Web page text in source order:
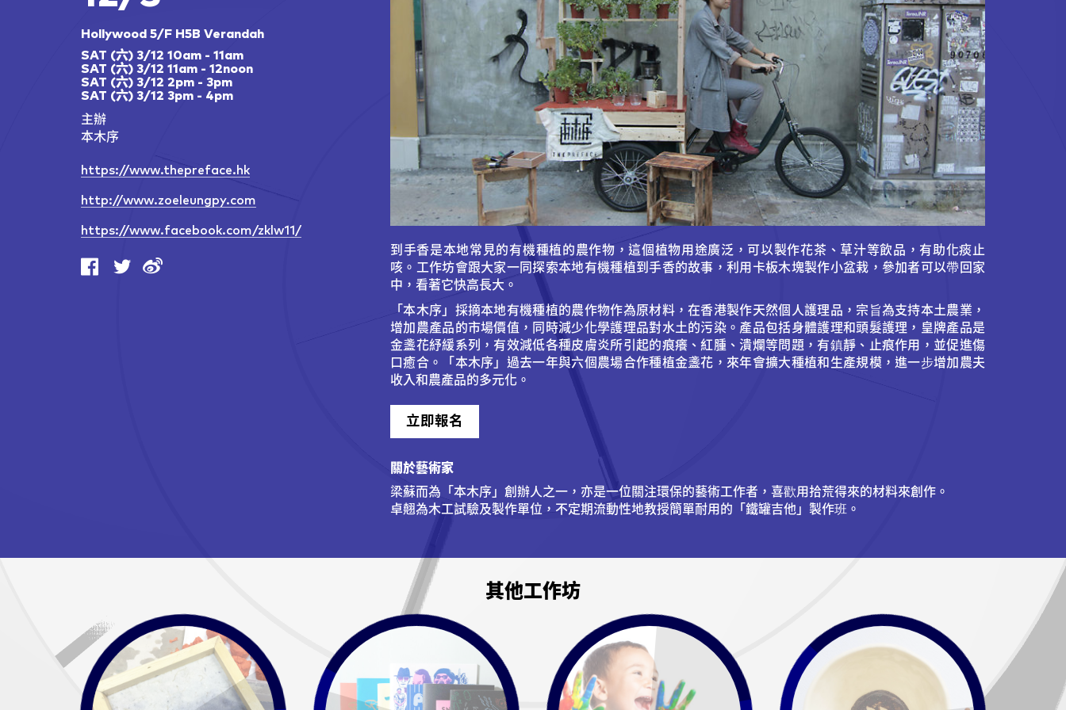
Hollywood 5/F H5B Verandah
SAT (六) 3/12 10am - 11am
SAT (六) 3/12 11am - 12noon
SAT (六) 3/12 2pm - 3pm
SAT (六) 3/12 3pm - 4pm
主辦
本木序
https://www.thepreface.hk
http://www.zoeleungpy.com
https://www.facebook.com/zklw11/
到手香是本地常見的有機種植的農作物，這個植物用途廣泛，可以製作花茶、草汁等飲品，有助化痰止
咳。工作坊會跟大家一同探索本地有機種植到手香的故事，利用卡板木塊製作小盆栽，參加者可以帶回家
中，看著它快高長大。
「本木序」採摘本地有機種植的農作物作為原材料，在香港製作天然個人護理品，宗旨為支持本土農業，
增加農產品的市場價值，同時減少化學護理品對水土的污染。產品包括身體護理和頭髮護理，皇牌產品是
金盞花紓緩系列，有效減低各種皮膚炎所引起的痕癢、紅腫、潰爛等問題，有鎮靜、止痕作用，並促進傷
口癒合。「本木序」過去一年與六個農場合作種植金盞花，來年會擴大種植和生產規模，進一步增加農夫
收入和農產品的多元化。
立即報名
關於藝術家
梁蘇而為「本木序」創辦人之一，亦是一位關注環保的藝術工作者，喜歡用拾荒得來的材料來創作。
卓翹為木工試驗及製作單位，不定期流動性地教授簡單耐用的「鐵罐吉他」製作班。
其他工作坊